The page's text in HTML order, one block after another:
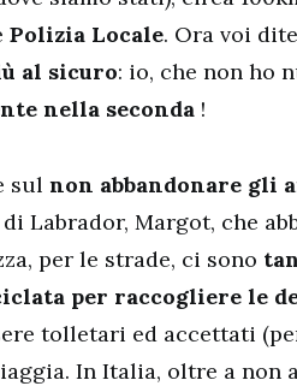
Polizia Locale. Ora voi
al sicuro: io, che non ho
nella seconda !
sul non abbandonare gli
Labrador, Margot, che
per le strade, ci sono
per raccogliere le
tolletari ed accettati
In Italia, oltre a non